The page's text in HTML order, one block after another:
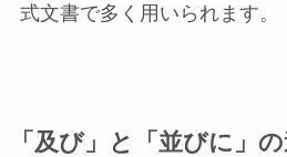
式文書で多く用いられます。
「及び」と「並びに」